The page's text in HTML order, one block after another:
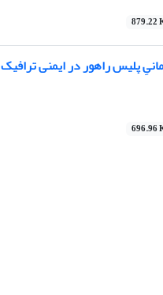
879.22
پلیس راهور در ایمنی ترافیک
696.96